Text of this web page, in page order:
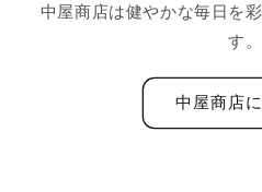
中屋商店は健やかな毎日を
す。
中屋商店